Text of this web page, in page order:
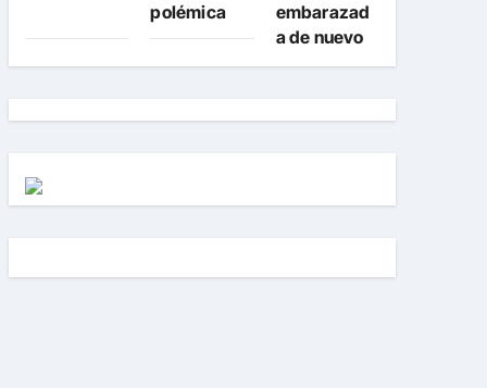
polémica
embarazad
a de nuevo